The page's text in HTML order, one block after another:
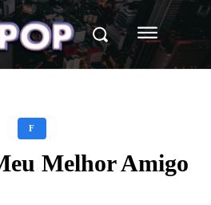
F
Melhor Amigo